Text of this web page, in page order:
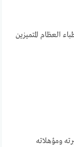
العظام المتميزين
ومؤهلاته